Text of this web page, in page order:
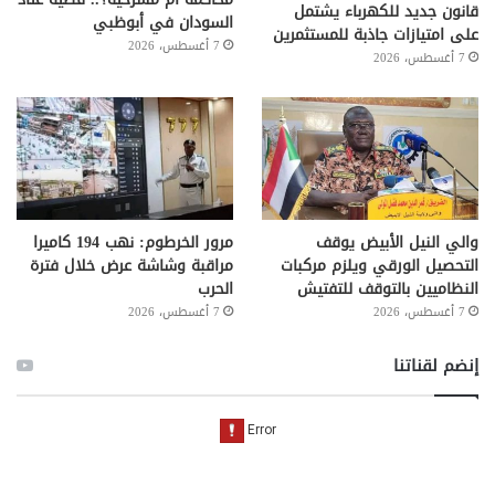
قانون جديد للكهرباء يشتمل
على امتيازات جاذبة للمستثمرين
7 أغسطس، 2026
السودان في أبوظبي
7 أغسطس، 2026
والي النيل الأبيض يوقف
التحصيل الورقي ويلزم مركبات
النظاميين بالتوقف للتفتيش
7 أغسطس، 2026
مرور الخرطوم: نهب 194 كاميرا
مراقبة وشاشة عرض خلال فترة
الحرب
7 أغسطس، 2026
إنضم لقناتنا